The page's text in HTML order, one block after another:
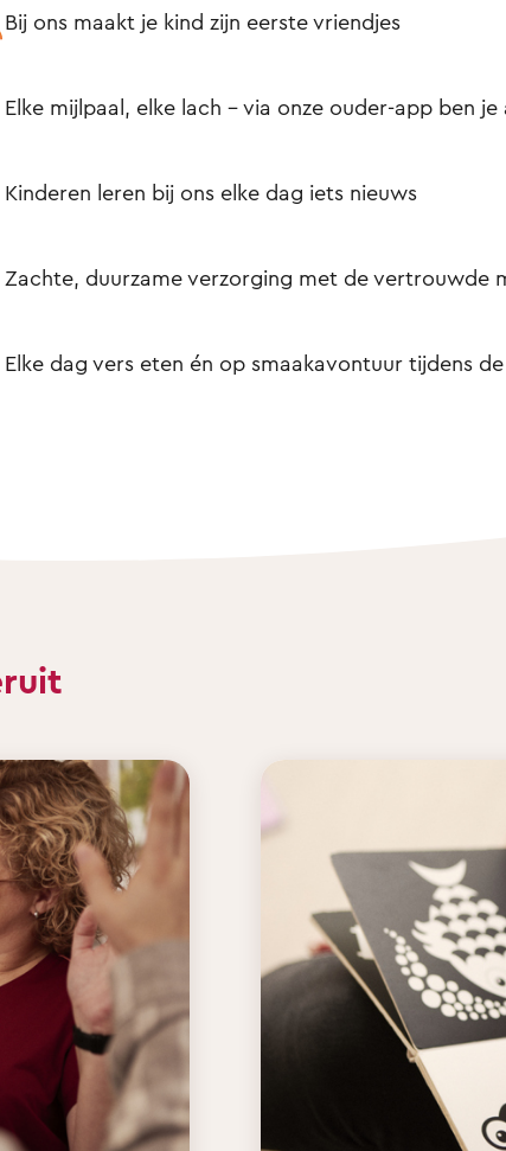
Bij ons maakt je kind zijn eerste vriendjes
Elke mijlpaal, elke lach – via onze ouder-app ben
Kinderen leren bij ons elke dag iets nieuws
Zachte, duurzame verzorging met de vertrouwde
Elke dag vers eten én op smaakavontuur tijdens